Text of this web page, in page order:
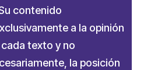
contenido
a la opinión
texto y no
la posición